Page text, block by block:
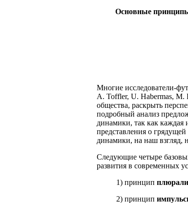
Основные принципы
Многие исследователи-
A. Toffler, U. Habermas, M.
общества, раскрыть
подробный анализ
динамики, так как каждая
представления о
динамики, на наш взгляд,
Следующие четыре
развития в современных
1) принцип
2) принцип